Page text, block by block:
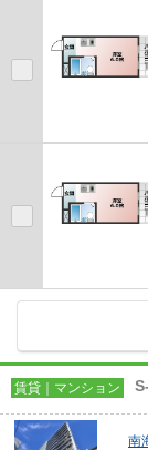
賃貸｜マンション
南